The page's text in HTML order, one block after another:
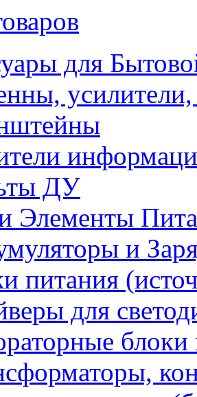
для
усилители,
ДУ
Элементы
и
питания
для
блоки